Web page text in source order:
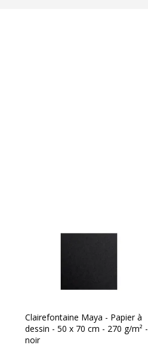
Clairefontaine Maya - Papier à
dessin - 50 x 70 cm - 270 g/m² -
noir